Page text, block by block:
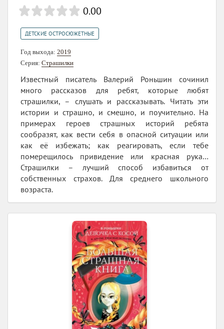
0.00
ДЕТСКИЕ ОСТРОСЮЖЕТНЫЕ
Год выхода: 2019
Серия: Страшилки
Известный писатель Валерий Роньшин сочинил
много рассказов для ребят, которые любят
страшилки, – слушать и рассказывать. Читать эти
истории и страшно, и смешно, и поучительно. На
примерах героев страшных историй ребята
сообразят, как вести себя в опасной ситуации или
как её избежать; как реагировать, если тебе
померещилось привидение или красная рука…
Страшилки – лучший способ избавиться от
собственных страхов. Для среднего школьного
возраста.